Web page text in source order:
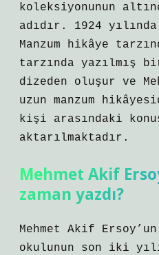
koleksiyonunun
adıdır. 1924
Manzum hikâye
tarzında yazılmış
dizeden oluşur ve
uzun manzum
kişi arasındaki
aktarılmaktadır.
Mehmet Akif
zaman yazdı?
Mehmet Akif
okulunun son iki